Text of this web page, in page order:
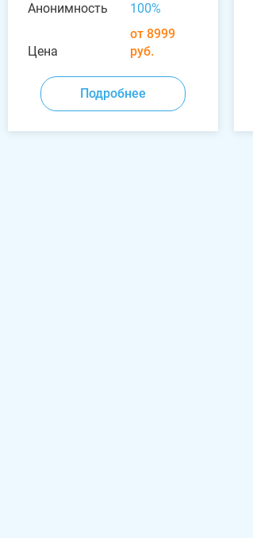
Анонимность
100%
Цена
от 8999
руб.
Подробнее